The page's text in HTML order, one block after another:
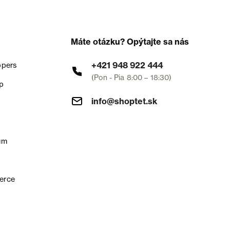
Máte otázku? Opýtajte sa nás
+421 948 922 444
(Pon - Pia 8:00 – 18:30)
info@shoptet.sk